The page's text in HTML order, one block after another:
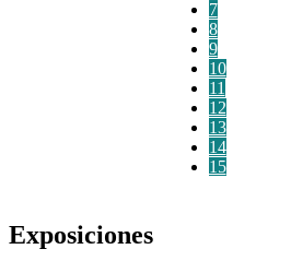
7
8
9
10
11
12
13
14
15
Exposiciones